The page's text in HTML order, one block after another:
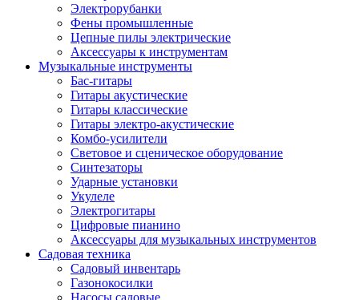
Электрорубанки
Фены промышленные
Цепные пилы электрические
Аксессуары к инструментам
Музыкальные инструменты
Бас-гитары
Гитары акустические
Гитары классические
Гитары электро-акустические
Комбо-усилители
Световое и сценическое оборудование
Синтезаторы
Ударные установки
Укулеле
Электрогитары
Цифровые пианино
Аксессуары для музыкальных инструментов
Садовая техника
Садовый инвентарь
Газонокосилки
Насосы садовые